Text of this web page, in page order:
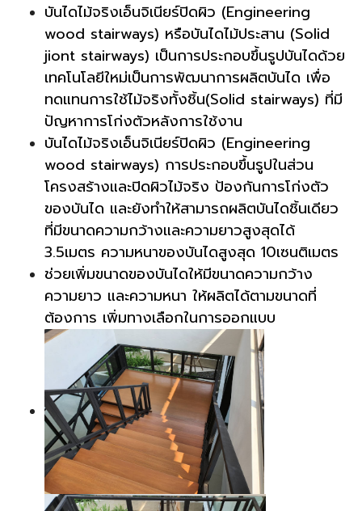
บันไดไม้จริงเอ็นจิเนียร์ปิดผิว (Engineering
wood stairways) หรือบันไดไม้ประสาน (Solid
jiont stairways) เป็นการประกอบขึ้นรูปบันไดด้วย
เทคโนโลยีใหม่เป็นการพัฒนาการผลิตบันได เพื่อ
ทดแทนการใช้ไม้จริงทั้งชิ้น(Solid stairways) ที่มี
ปัญหาการโก่งตัวหลังการใช้งาน
บันไดไม้จริงเอ็นจิเนียร์ปิดผิว (Engineering
wood stairways) การประกอบขึ้นรูปในส่วน
โครงสร้างและปิดผิวไม้จริง ป้องกันการโก่งตัว
ของบันได และยังทำให้สามารถผลิตบันไดชิ้นเดียว
ที่มีขนาดความกว้างและความยาวสูงสุดได้
3.5เมตร ความหนาของบันไดสูงสุด 10เซนติเมตร
ช่วยเพิ่มขนาดของบันไดให้มีขนาดความกว้าง
ความยาว และความหนา ให้ผลิตได้ตามขนาดที่
ต้องการ เพิ่มทางเลือกในการออกแบบ